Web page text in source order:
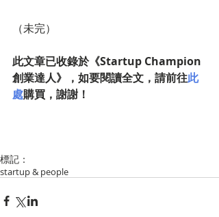
（未完）
此文章已收錄於《Startup Champion
創業達人》，如要閱讀全文，請前往此
處購買，謝謝！
標記：
startup & people